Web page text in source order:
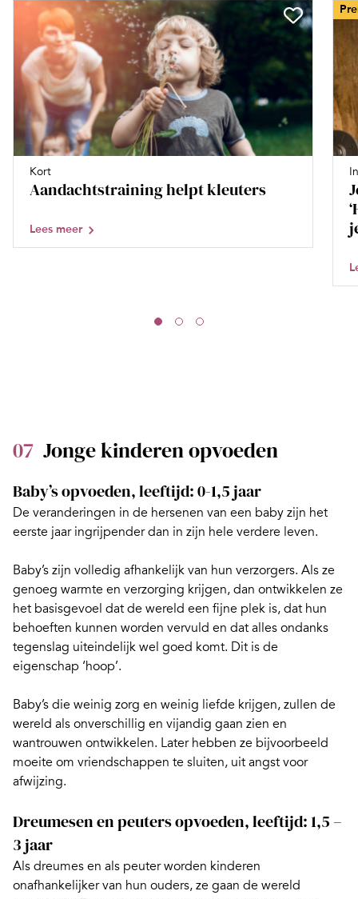
Kort
Aandachtstraining helpt kleuters
Lees meer
07 Jonge kinderen opvoeden
Baby’s opvoeden, leeftijd: 0-1,5 jaar
De veranderingen in de hersenen van een baby zijn het
eerste jaar ingrijpender dan in zijn hele verdere leven.
Baby’s zijn volledig afhankelijk van hun verzorgers. Als ze
genoeg warmte en verzorging krijgen, dan ontwikkelen ze
het basisgevoel dat de wereld een fijne plek is, dat hun
behoeften kunnen worden vervuld en dat alles ondanks
tegenslag uiteindelijk wel goed komt. Dit is de
eigenschap ‘hoop’.
Baby’s die weinig zorg en weinig liefde krijgen, zullen de
wereld als onverschillig en vijandig gaan zien en
wantrouwen ontwikkelen. Later hebben ze bijvoorbeeld
moeite om vriendschappen te sluiten, uit angst voor
afwijzing.
Dreumesen en peuters opvoeden, leeftijd: 1,5 –
3 jaar
Als dreumes en als peuter worden kinderen
onafhankelijker van hun ouders, ze gaan de wereld